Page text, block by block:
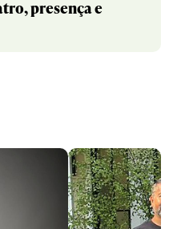
presença e